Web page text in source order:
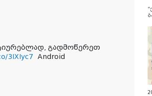
გადმოწერეთ
3IXIyc7 Android